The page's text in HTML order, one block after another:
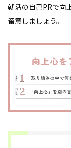
就活の自己PRで向
留意しましょう。